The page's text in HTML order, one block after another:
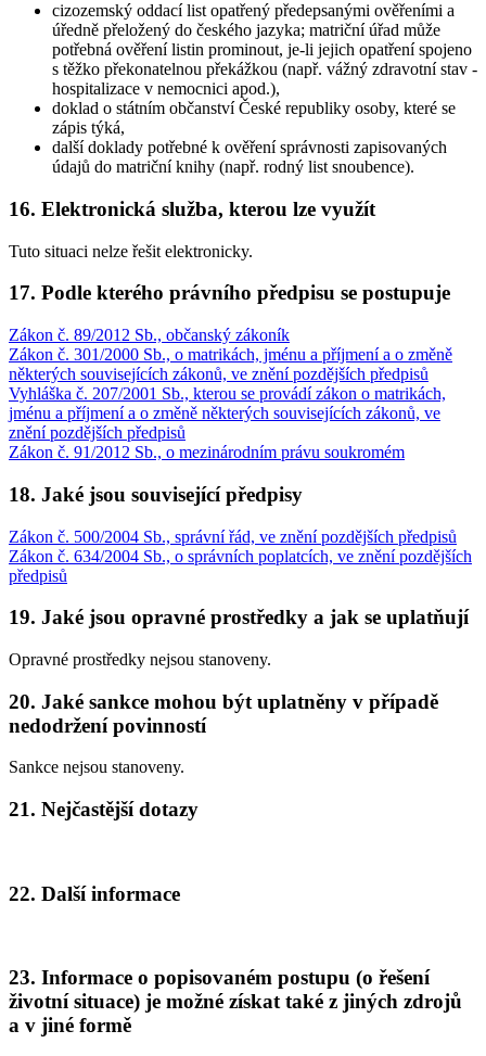
cizozemský oddací list opatřený předepsanými ověřeními a
úředně přeložený do českého jazyka; matriční úřad může
potřebná ověření listin prominout, je-li jejich opatření spojeno
s těžko překonatelnou překážkou (např. vážný zdravotní stav -
hospitalizace v nemocnici apod.),
doklad o státním občanství České republiky osoby, které se
zápis týká,
další doklady potřebné k ověření správnosti zapisovaných
údajů do matriční knihy (např. rodný list snoubence).
16. Elektronická služba, kterou lze využít
Tuto situaci nelze řešit elektronicky.
17. Podle kterého právního předpisu se postupuje
Zákon č. 89/2012 Sb., občanský zákoník
Zákon č. 301/2000 Sb., o matrikách, jménu a příjmení a o změně
některých souvisejících zákonů, ve znění pozdějších předpisů
Vyhláška č. 207/2001 Sb., kterou se provádí zákon o matrikách,
jménu a příjmení a o změně některých souvisejících zákonů, ve
znění pozdějších předpisů
Zákon č. 91/2012 Sb., o mezinárodním právu soukromém
18. Jaké jsou související předpisy
Zákon č. 500/2004 Sb., správní řád, ve znění pozdějších předpisů
Zákon č. 634/2004 Sb., o správních poplatcích, ve znění pozdějších
předpisů
19. Jaké jsou opravné prostředky a jak se uplatňují
Opravné prostředky nejsou stanoveny.
20. Jaké sankce mohou být uplatněny v případě
nedodržení povinností
Sankce nejsou stanoveny.
21. Nejčastější dotazy
22. Další informace
23. Informace o popisovaném postupu (o řešení
životní situace) je možné získat také z jiných zdrojů
a v jiné formě